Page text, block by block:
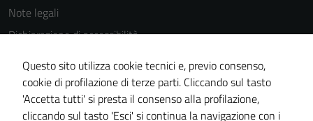
Note legali
Dichiarazione di accessibilità
Dichiarazione di accessibilità Servizi
Whistleblowing
Piano di miglioramento del sito
Questo sito utilizza cookie tecnici e, previo consenso,
cookie di profilazione di terze parti. Cliccando sul tasto
'Accetta tutti' si presta il consenso alla profilazione,
cliccando sul tasto 'Esci' si continua la navigazione con i
Questi cookie
non raccolgono
informazioni
personali.